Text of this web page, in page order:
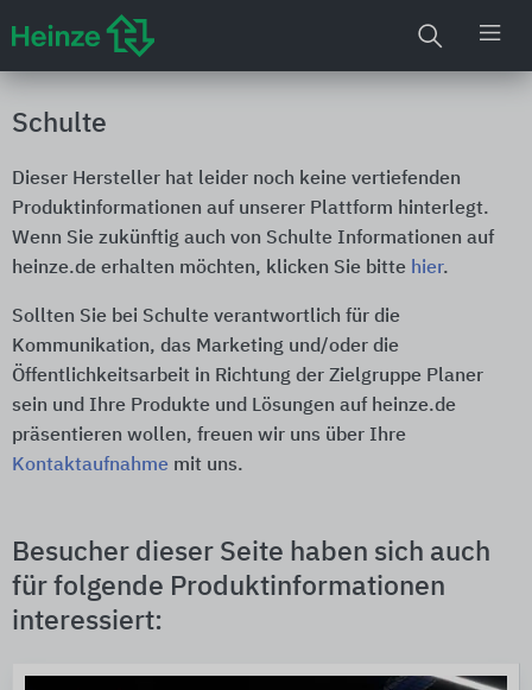
Schulte
Dieser Hersteller hat leider noch keine vertiefenden
Produktinformationen auf unserer Plattform hinterlegt.
Wenn Sie zukünftig auch von Schulte Informationen auf
heinze.de erhalten möchten, klicken Sie bitte hier.
Sollten Sie bei Schulte verantwortlich für die
Kommunikation, das Marketing und/oder die
Öffentlichkeitsarbeit in Richtung der Zielgruppe Planer
sein und Ihre Produkte und Lösungen auf heinze.de
präsentieren wollen, freuen wir uns über Ihre
Kontaktaufnahme mit uns.
Besucher dieser Seite haben sich auch
für folgende Produktinformationen
interessiert: